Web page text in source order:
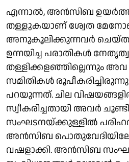
എന്നാല്‍, അന്‍സിബ
തള്ളുകയാണ് ശ്വേത
അനുകൂലിക്കുന്നവര്‍
ഉന്നയിച്ച പരാതികള്‍
തള്ളിക്കളഞ്ഞില്ലെന്നും
സമിതികള്‍
പറയുന്നത്. ചില
സ്വീകരിച്ചതായി അവര്‍
സംഘടനയ്ക്കുള്ളില്‍
അന്‍സിബ
വഷളാക്കി. അന്‍സിബ